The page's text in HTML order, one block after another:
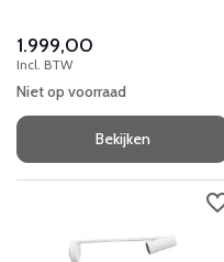
1.999,00
Incl. BTW
Niet op voorraad
Bekijken